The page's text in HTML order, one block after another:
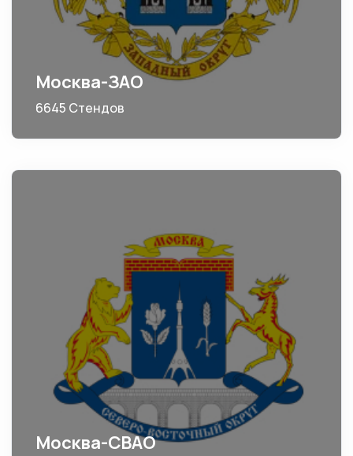
Москва-ЗАО
6645 Стендов
Москва-СВАО